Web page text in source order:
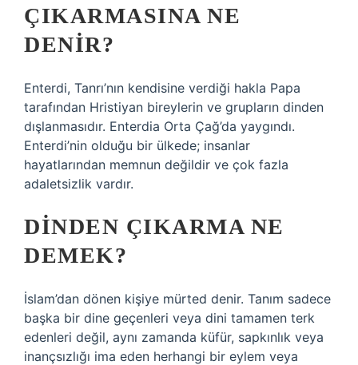
ÇIKARMASINA NE
DENIR?
Enterdi, Tanrı’nın kendisine verdiği hakla Papa
tarafından Hristiyan bireylerin ve grupların dinden
dışlanmasıdır. Enterdia Orta Çağ’da yaygındı.
Enterdi’nin olduğu bir ülkede; insanlar
hayatlarından memnun değildir ve çok fazla
adaletsizlik vardır.
DINDEN ÇIKARMA NE
DEMEK?
İslam’dan dönen kişiye mürted denir. Tanım sadece
başka bir dine geçenleri veya dini tamamen terk
edenleri değil, aynı zamanda küfür, sapkınlık veya
inançsızlığı ima eden herhangi bir eylem veya